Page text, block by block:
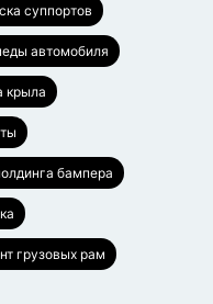
суппортов
автомобиля
крыла
бампера
грузовых рам